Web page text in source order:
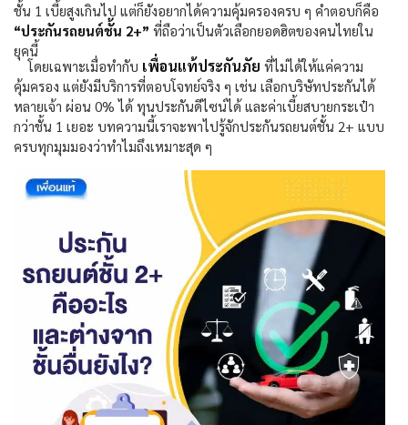
ชั้น 1 เบี้ยสูงเกินไป แต่ก็ยังอยากได้ความคุ้มครองครบ ๆ คำตอบก็คือ
“ประกันรถยนต์ชั้น 2+” ที่ถือว่าเป็นตัวเลือกยอดฮิตของคนไทยใน
ยุคนี้
โดยเฉพาะเมื่อทำกับ เพื่อนแท้ประกันภัย ที่ไม่ได้ให้แค่ความ
คุ้มครอง แต่ยังมีบริการที่ตอบโจทย์จริง ๆ เช่น เลือกบริษัทประกันได้
หลายเจ้า ผ่อน 0%ได้ ทุนประกันดีไซน์ได้ และค่าเบี้ยสบายกระเป๋า
กว่าชั้น 1 เยอะ บทความนี้เราจะพาไปรู้จักประกันรถยนต์ชั้น 2+ แบบ
ครบทุกมุมมองว่าทำไมถึงเหมาะสุด ๆ